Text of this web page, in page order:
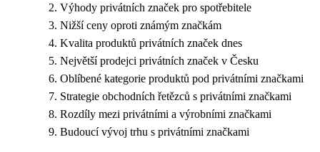
Výhody privátních značek pro spotřebitele
Nižší ceny oproti známým značkám
Kvalita produktů privátních značek dnes
Největší prodejci privátních značek v Česku
Oblíbené kategorie produktů pod privátními značkami
Strategie obchodních řetězců s privátními značkami
Rozdíly mezi privátními a výrobními značkami
Budoucí vývoj trhu s privátními značkami